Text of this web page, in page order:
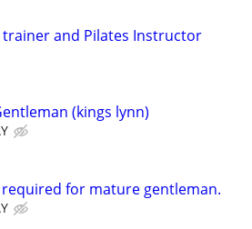
trainer and Pilates Instructor
(kings lynn)
required for mature gentleman.